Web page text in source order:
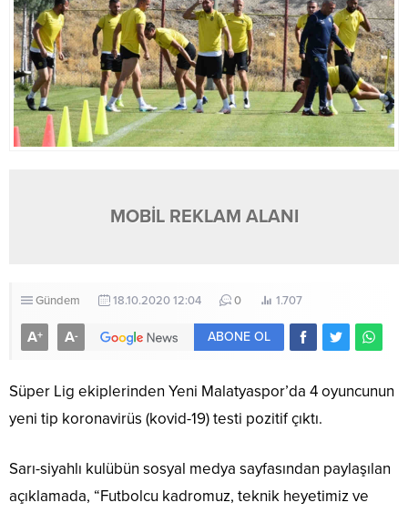
MOBİL REKLAM ALANI
Gündem 18.10.2020 12:04 0 1.707
A+ A- ABONE OL
Süper Lig ekiplerinden Yeni Malatyaspor’da 4 oyuncunun
yeni tip koronavirüs (kovid-19) testi pozitif çıktı.
Sarı-siyahlı kulübün sosyal medya sayfasından paylaşılan
açıklamada, “Futbolcu kadromuz, teknik heyetimiz ve